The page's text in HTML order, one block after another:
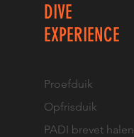
DIVE
EXPERIENCE
Proefduik
Opfrisduik
PADI brevet halen